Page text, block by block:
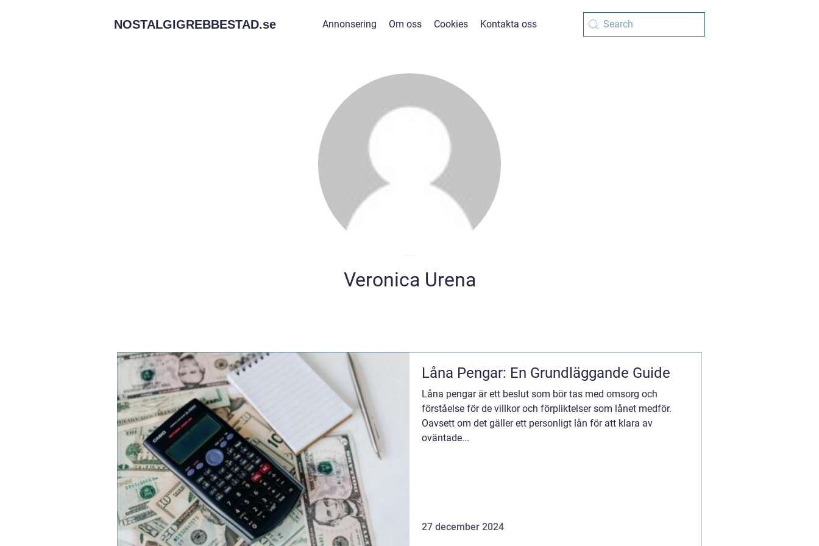
NOSTALGIGREBBESTAD.se Annonsering Om oss Cookies Kontakta oss
Veronica Urena
Låna Pengar: En Grundläggande Guide
Låna pengar är ett beslut som bör tas med omsorg och
förståelse för de villkor och förpliktelser som lånet medför.
Oavsett om det gäller ett personligt lån för att klara av
oväntade...
27 december 2024